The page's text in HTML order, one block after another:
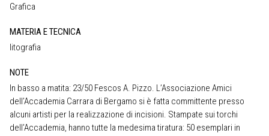
Grafica
MATERIA E TECNICA
litografia
NOTE
In basso a matita: 23/50 Fescos A. Pizzo. L’Associazione Amici
dell’Accademia Carrara di Bergamo si è fatta committente presso
alcuni artisti per la realizzazione di incisioni. Stampate sui torchi
dell’Accademia, hanno tutte la medesima tiratura: 50 esemplari in